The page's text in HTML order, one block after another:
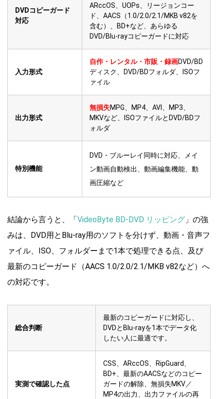
DVDコピーガード
対応
ARccOS、UOPs、リージョンコー
ド、AACS（1.0/2.0/2.1/MKB v82を
含む）、BD+など、あらゆる
DVD/Blu-rayコピーガードに対応
入力形式
自作・レンタル・市販・録画DVD/BD
ディスク、DVD/BDフォルダ、ISOフ
ァイル
出力形式
無損失MPG、MP4、AVI、MP3、
MKVなど、ISOファイルとDVD/BDフ
ォルダ
特別機能
DVD・ブルーレイ同時に対応、メイ
ン動画自動検出、動画編集機能、動
画圧縮など
結論から言うと、「VideoByte BD-DVD リッピング 」の強
みは、DVD用とBlu-ray用のソフトを分けず、動画・音声フ
ァイル、ISO、フォルダーまで1本で処理できる点、及び
最新のコピーガード（AACS 1.0/2.0/2.1/MKB v82など）へ
の対応です。
総合判断
最新のコピーガードに対応し、
DVDとBlu-rayを1本でデータ化
したい人に最適です。
実測で確認した点
CSS、ARccOS、RipGuard、
BD+、最新のAACSなどのコピー
ガードの解除、無損失MKV／
MP4の出力、出力ファイルの再